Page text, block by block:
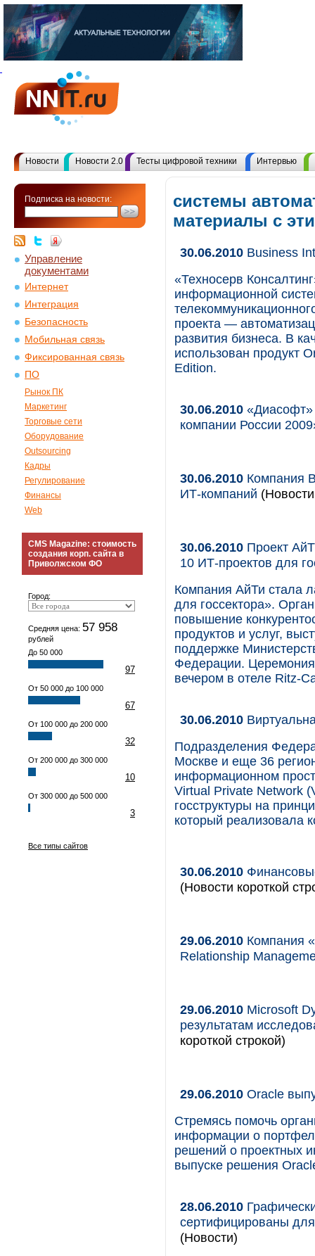
Новости Новости 2.0 Тесты цифровой техники Интервью
Подписка на новости:
Управление
документами
Интернет
Интеграция
Безопасность
Мобильная связь
Фиксированная связь
ПО
Рынок ПК
Маркетинг
Торговые сети
Оборудование
Outsourcing
Кадры
Регулирование
Финансы
Web
CMS Magazine: стоимость
создания корп. сайта в
Приволжском ФО
Город:
Средняя цена: 57 958
рублей
До 50 000
97
От 50 000 до 100 000
67
От 100 000 до 200 000
32
От 200 000 до 300 000
10
От 300 000 до 500 000
3
Все типы сайтов
системы
материалы с
30.06.2010 Business
«Техносерв
информационной
проекта —
развития бизнеса. В
использован продукт
Edition.
30.06.2010 «Диасофт»
компании России
30.06.2010 Компания
ИТ-компаний
30.06.2010 Проект
10 ИТ-проектов для
Компания АйТи стала
для госсектора».
повышение
продуктов и услуг,
поддержке
Федерации. Церемония
вечером в отеле Ritz-
30.06.2010
Подразделения
Москве и еще 36
информационном
Virtual Private Network
госструктуры на
который реализовала
30.06.2010
(Новости короткой
29.06.2010 Компания
Relationship
29.06.2010 Microsoft
результатам
короткой строкой)
29.06.2010 Oracle
Стремясь помочь
информации о
решений о проектных
выпуске решения
28.06.2010
сертифицированы
(Новости)